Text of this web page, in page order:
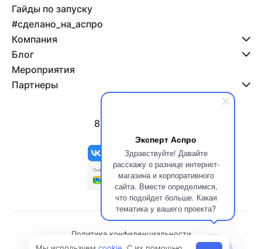
Эксперт Аспро
Здравствуйте! Давайте
расскажу о разнице интернет-
магазина и корпоративного
сайта. Вместе определимся,
что подойдет больше. Какая
тематика у вашего проекта?
Гайды по запуску
#сделано_на_аспро
Компания
Блог
Мероприятия
Партнеры
8 800 500-47-11
info@aspro.ru
Политика конфиденциальности